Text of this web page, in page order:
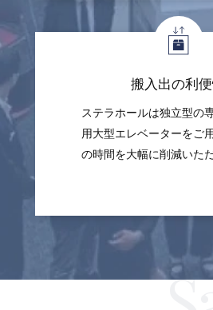
搬入出の利
ステラホールは独⽴型の
用大型エレベーターをご
の時間を大幅に削減いた